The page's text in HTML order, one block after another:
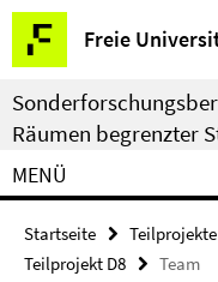
Springe
direkt
zu
Inhalt
Freie
Service-
Navigation
Räumen begrenzter
MENÜ
Startseite Teilprojekte
Teilprojekt D8
Team